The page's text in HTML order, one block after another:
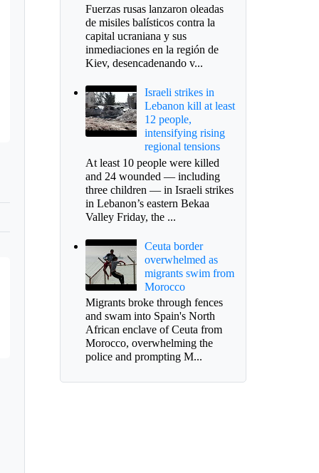
Fuerzas rusas lanzaron oleadas
de misiles balísticos contra la
capital ucraniana y sus
inmediaciones en la región de
Kiev, desencadenando v...
Israeli strikes in
Lebanon kill at least
12 people,
intensifying rising
regional tensions
At least 10 people were killed
and 24 wounded — including
three children — in Israeli strikes
in Lebanon’s eastern Bekaa
Valley Friday, the ...
Ceuta border
overwhelmed as
migrants swim from
Morocco
Migrants broke through fences
and swam into Spain's North
African enclave of Ceuta from
Morocco, overwhelming the
police and prompting M...